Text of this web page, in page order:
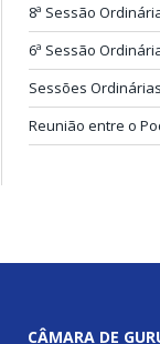
8ª Sessão
6ª Sessão
Sessões Ordinárias
Reunião entre o
CÂMARA DE